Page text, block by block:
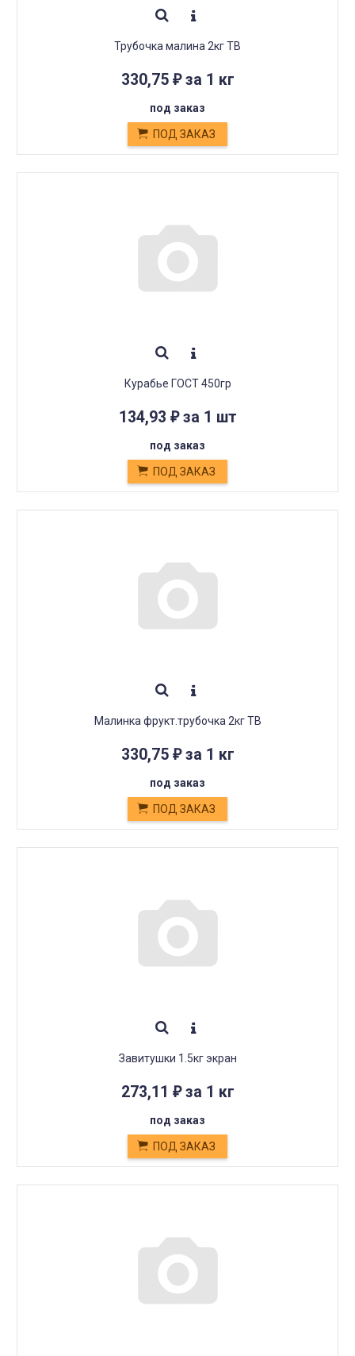
Трубочка малина 2кг ТВ
330,75 ₽за 1 кг
под заказ
ПОД ЗАКАЗ
Курабье ГОСТ 450гр
134,93 ₽за 1 шт
под заказ
ПОД ЗАКАЗ
Малинка фрукт.трубочка 2кг ТВ
330,75 ₽за 1 кг
под заказ
ПОД ЗАКАЗ
Завитушки 1.5кг экран
273,11 ₽за 1 кг
под заказ
ПОД ЗАКАЗ